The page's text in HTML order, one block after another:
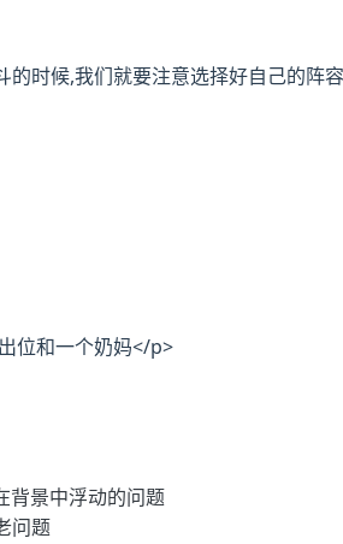
时候,我们就要注意选择好自己的阵
位和一个奶妈</p>
背景中浮动的问题
问题